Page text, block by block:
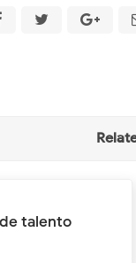
talento